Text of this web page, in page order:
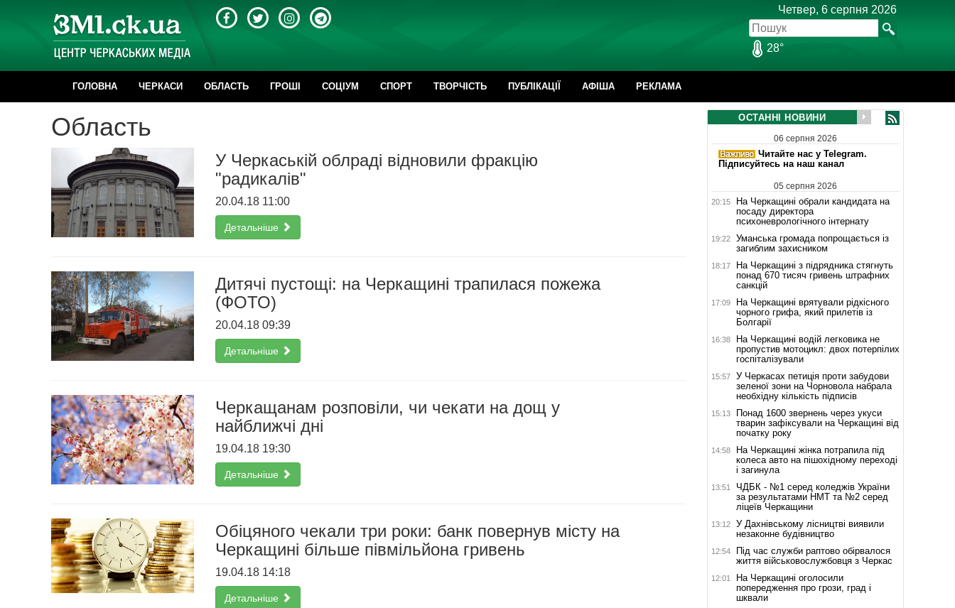
Четвер, 6 серпня 2026
28°
ГОЛОВНА ЧЕРКАСИ ОБЛАСТЬ ГРОШІ CОЦІУМ СПОРТ ТВОРЧІСТЬ ПУБЛІКАЦІЇ АФІША РЕКЛАМА
Область
У Черкаській облраді відновили фракцію
"радикалів"
20.04.18 11:00
Детальніше
Дитячі пустощі: на Черкащині трапилася пожежа
(ФОТО)
20.04.18 09:39
Детальніше
Черкащанам розповіли, чи чекати на дощ у
найближчі дні
19.04.18 19:30
Детальніше
Обіцяного чекали три роки: банк повернув місту на
Черкащині більше півмільйона гривень
19.04.18 14:18
Детальніше
ОСТАННІ НОВИНИ
06 серпня 2026
Читайте нас у Telegram.
Підписуйтесь на наш канал
05 серпня 2026
20:15
На Черкащині обрали кандидата на
посаду директора
психоневрологічного інтернату
19:22
Уманська громада попрощається із
загиблим захисником
18:17
На Черкащині з підрядника стягнуть
понад 670 тисяч гривень штрафних
санкцій
17:09
На Черкащині врятували рідкісного
чорного грифа, який прилетів із
Болгарії
16:38
На Черкащині водій легковика не
пропустив мотоцикл: двох потерпілих
госпіталізували
15:57
У Черкасах петиція проти забудови
зеленої зони на Чорновола набрала
необхідну кількість підписів
15:13
Понад 1600 звернень через укуси
тварин зафіксували на Черкащині від
початку року
14:58
На Черкащині жінка потрапила під
колеса авто на пішохідному переході
і загинула
13:51
ЧДБК - №1 серед коледжів України
за результатами НМТ та №2 серед
ліцеїв Черкащини
13:12
У Дахнівському лісництві виявили
незаконне будівництво
12:54
Під час служби раптово обірвалося
життя військовослужбовця з Черкас
12:01
На Черкащині оголосили
попередження про грози, град і
шквали